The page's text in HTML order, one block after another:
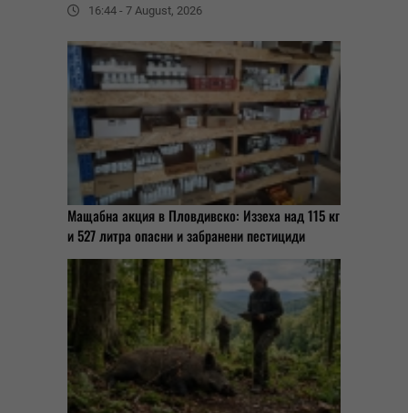
16:44 - 7 August, 2026
Мащабна акция в Пловдивско: Иззеха над 115 кг
и 527 литра опасни и забранени пестициди